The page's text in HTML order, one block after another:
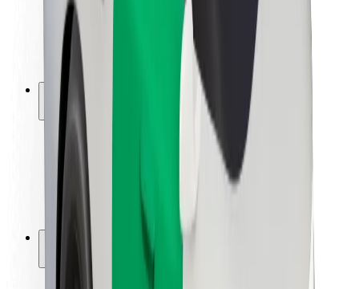
Prekės ženklas
Žiniasklaidai
„Urban Fund“
Saugumas
Keleivių saugumas
Vairuotojų saugumas
Paspirtukų saugumas
Saugumo laboratorija
Vietovės